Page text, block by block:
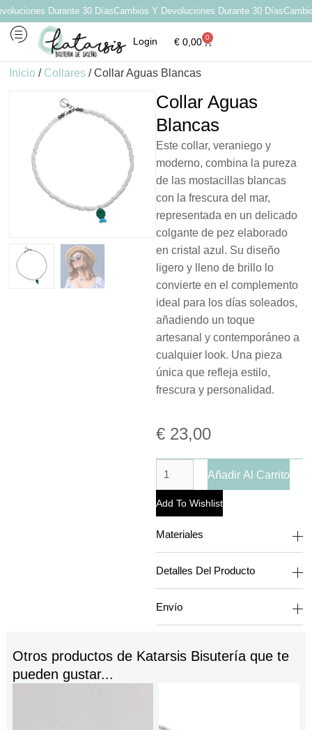
Durante 30 DíasCambios Y Devoluciones Durante 30 Días
Login €0,00 0
Inicio / Collares / Collar Aguas Blancas
Collar Aguas
Blancas
Este collar, veraniego y
moderno, combina la pureza
de las mostacillas blancas
con la frescura del mar,
representada en un delicado
colgante de pez elaborado
en cristal azul. Su diseño
ligero y lleno de brillo lo
convierte en el complemento
ideal para los días soleados,
añadiendo un toque
artesanal y contemporáneo a
cualquier look. Una pieza
única que refleja estilo,
frescura y personalidad.
€ 23,00
Añadir Al Carrito
Add To Wishlist
Materiales
Detalles Del Producto
Envío
Otros productos de Katarsis Bisuteríaque te
pueden gustar...